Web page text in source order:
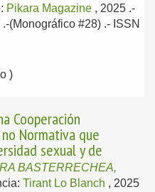
Pikara Magazine , 2025 .-
(Monográfico #28) .- ISSN
)
Cooperación
Normativa que
sexual y de
BASTERRECHEA,
Tirant Lo Blanch , 2025